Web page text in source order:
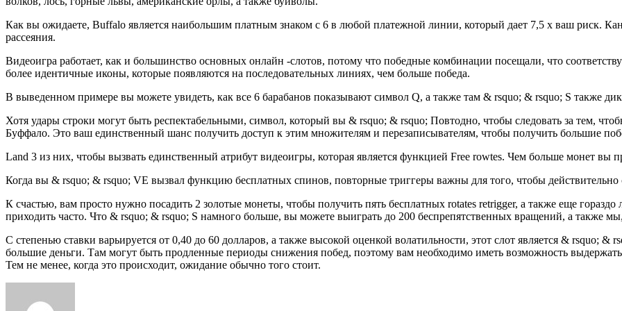
Как вы ожидаете, Buffalo является наибольшим платным знаком с 6 в любой платежной линии, который дает 7,5 x ваш риск.
рассеяния.
Видеоигра работает, как и большинство основных онлайн -слотов, потому что победные комбинации посещали, что
более идентичные иконы, которые появляются на последовательных линиях, чем больше победа.
В выведенном примере вы можете увидеть, как все 6 барабанов показывают символ Q, а также там & rsquo; & rsquo; S также
Хотя удары строки могут быть респектабельными, символ, который вы & rsquo; & rsquo; Повтодно, чтобы следовать за тем,
Буффало. Это ваш единственный шанс получить доступ к этим множителям и перезаписывателям, чтобы получить большие
Land 3 из них, чтобы вызвать единственный атрибут видеоигры, которая является функцией Free rowtes. Чем больше монет вы
Когда вы & rsquo; & rsquo; VE вызвал функцию бесплатных спинов, повторные триггеры важны для того, чтобы действительно
К счастью, вам просто нужно посадить 2 золотые монеты, чтобы получить пять бесплатных rotates retrigger, а также еще
приходить часто. Что & rsquo; & rsquo; S намного больше, вы можете выиграть до 200 беспрепятственных вращений, а также
С степенью ставки варьируется от 0,40 до 60 долларов, а также высокой оценкой волатильности, этот слот является & rsquo;
большие деньги. Там могут быть продленные периоды снижения побед, поэтому вам необходимо иметь возможность
Тем не менее, когда это происходит, ожидание обычно того стоит.